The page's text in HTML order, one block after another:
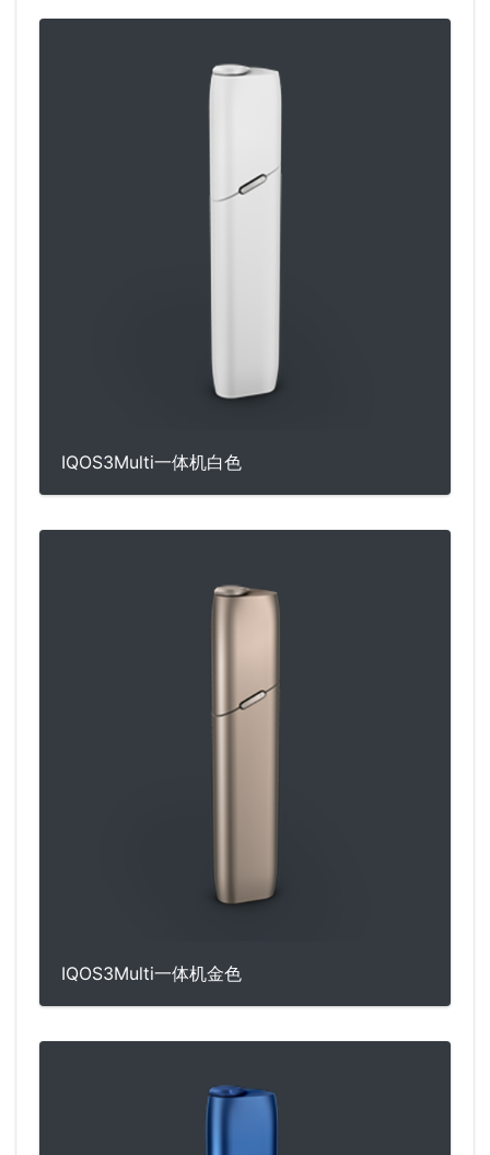
IQOS3Multi一体机白色
IQOS3Multi一体机金色